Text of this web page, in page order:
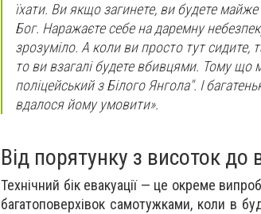
їхати. Ви якщо загинете, ви будете
Бог. Наражаєте себе на даремну
зрозуміло. А коли ви просто тут сидите,
то ви взагалі будете вбивцями. Тому що
поліцейський з Білого Янгола". І
вдалося йому умовити».
Від порятунку з висоток
Технічний бік евакуації — це окреме
багатоповерхівок самотужками, коли в